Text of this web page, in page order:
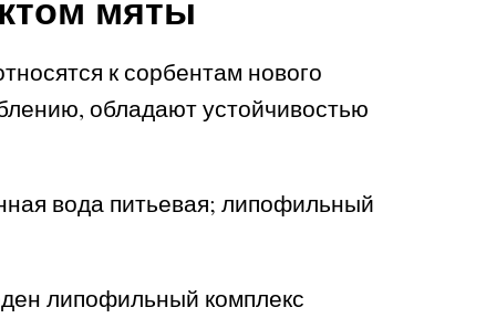
к сорбентам нового
обладают устойчивостью
вода питьевая; липофильный
липофильный комплекс